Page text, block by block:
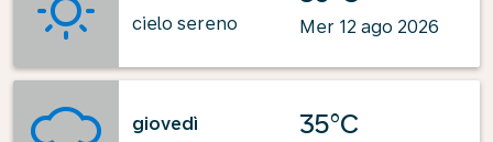
cielo sereno
Mer 12 ago 2026
giovedì
35°C